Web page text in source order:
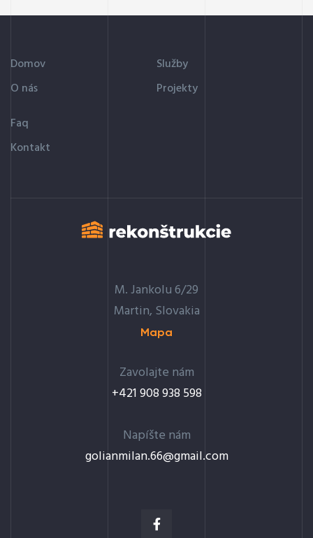
Domov
O nás
Služby
Projekty
Faq
Kontakt
M. Jankolu 6/29
Martin, Slovakia
Mapa
Zavolajte nám
+421 908 938 598
Napíšte nám
golianmilan.66@gmail.com